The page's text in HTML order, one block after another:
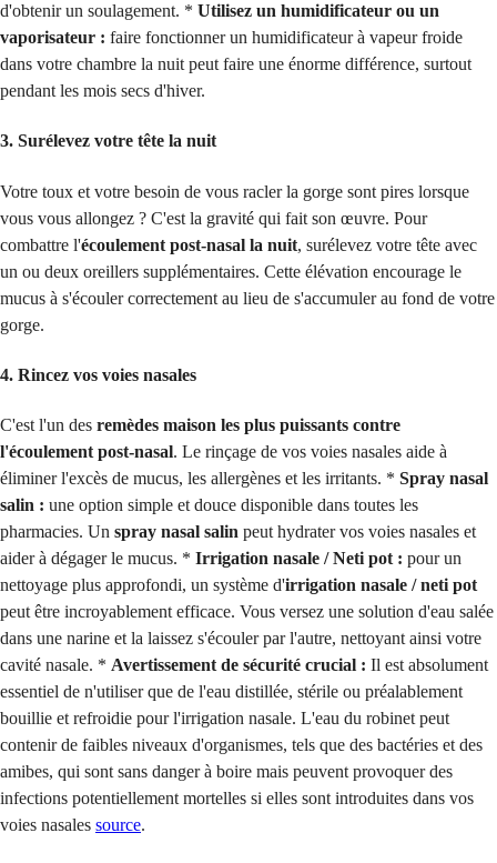
d'obtenir un soulagement. * Utilisez un humidificateur ou un
vaporisateur : faire fonctionner un humidificateur à vapeur froide
dans votre chambre la nuit peut faire une énorme différence, surtout
pendant les mois secs d'hiver.
3. Surélevez votre tête la nuit
Votre toux et votre besoin de vous racler la gorge sont pires lorsque
vous vous allongez ? C'est la gravité qui fait son œuvre. Pour
combattre l'écoulement post-nasal la nuit, surélevez votre tête avec
un ou deux oreillers supplémentaires. Cette élévation encourage le
mucus à s'écouler correctement au lieu de s'accumuler au fond de votre
gorge.
4. Rincez vos voies nasales
C'est l'un des remèdes maison les plus puissants contre
l'écoulement post-nasal. Le rinçage de vos voies nasales aide à
éliminer l'excès de mucus, les allergènes et les irritants. * Spray nasal
salin : une option simple et douce disponible dans toutes les
pharmacies. Un spray nasal salin peut hydrater vos voies nasales et
aider à dégager le mucus. * Irrigation nasale / Neti pot : pour un
nettoyage plus approfondi, un système d'irrigation nasale / neti pot
peut être incroyablement efficace. Vous versez une solution d'eau salée
dans une narine et la laissez s'écouler par l'autre, nettoyant ainsi votre
cavité nasale. * Avertissement de sécurité crucial : Il est absolument
essentiel de n'utiliser que de l'eau distillée, stérile ou préalablement
bouillie et refroidie pour l'irrigation nasale. L'eau du robinet peut
contenir de faibles niveaux d'organismes, tels que des bactéries et des
amibes, qui sont sans danger à boire mais peuvent provoquer des
infections potentiellement mortelles si elles sont introduites dans vos
voies nasales source.